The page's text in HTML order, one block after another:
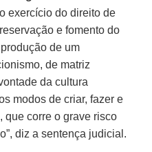
exercício do direito de
e fomento do
de um
de matriz
da cultura
modos de criar, fazer e
, que corre o grave risco
diz a sentença judicial.